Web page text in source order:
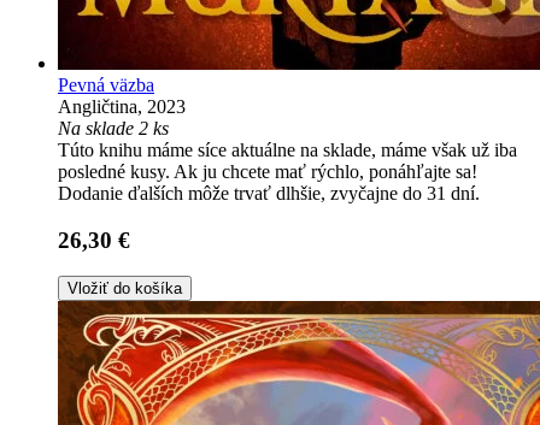
Pevná väzba
Angličtina, 2023
Na sklade 2 ks
Túto knihu máme síce aktuálne na sklade, máme však už iba
posledné kusy. Ak ju chcete mať rýchlo, ponáhľajte sa!
Dodanie ďalších môže trvať dlhšie, zvyčajne do 31 dní.
26,30 €
Vložiť do košíka